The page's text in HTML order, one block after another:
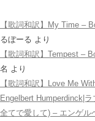
【歌詞和訳】My Time –
るぼーる より
【歌詞和訳】Tempest –
名 より
【歌詞和訳】Love Me
Engelbert Humperdinck|
全てで愛して) – エンゲル